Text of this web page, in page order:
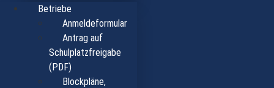
Betriebe
Anmeldeformular
Antrag auf
Schulplatzfreigabe
(PDF)
Blockpläne,